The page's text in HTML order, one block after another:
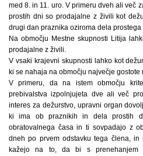
med 8. in 11. uro. V primeru dveh ali več
prostih dni so prodajalne z živili kot
drugi dan praznika oziroma dela prostega
Na območju Mestne skupnosti Litija
prodajalne z živili.
V vsaki krajevni skupnosti lahko kot
ki se nahaja na območju največje gostote
V primeru, da na istem območju
prebivalstva izpolnjujeta dve ali več
interes za dežurstvo, upravni organ
ki ima ob praznikih in dela prostih
obratovalnega časa in ti sovpadajo z
dneh po prvem odstavku tega člena, in
kažejo na to, da bi s prenehanjem